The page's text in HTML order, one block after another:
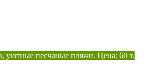
уютные песчаные пляжи. Цена: 60 т.